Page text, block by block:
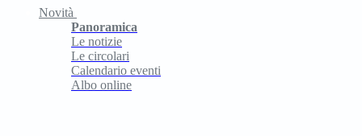
Novità
Panoramica
Le notizie
Le circolari
Calendario eventi
Albo online